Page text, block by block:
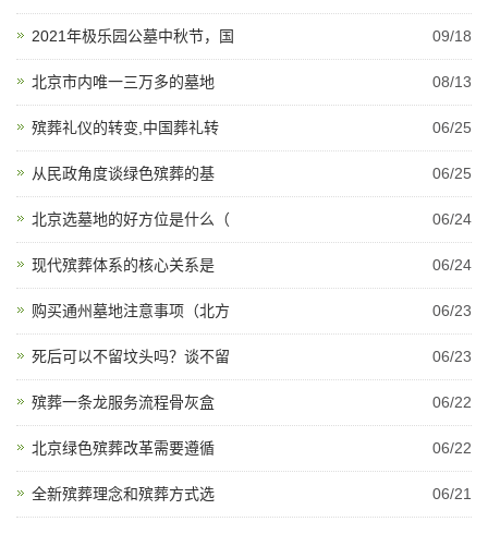
2021年极乐园公墓中秋节，国 09/18
北京市内唯一三万多的墓地 08/13
殡葬礼仪的转变,中国葬礼转 06/25
从民政角度谈绿色殡葬的基 06/25
北京选墓地的好方位是什么（ 06/24
现代殡葬体系的核心关系是 06/24
购买通州墓地注意事项（北方 06/23
死后可以不留坟头吗？谈不留 06/23
殡葬一条龙服务流程骨灰盒 06/22
北京绿色殡葬改革需要遵循 06/22
全新殡葬理念和殡葬方式选 06/21